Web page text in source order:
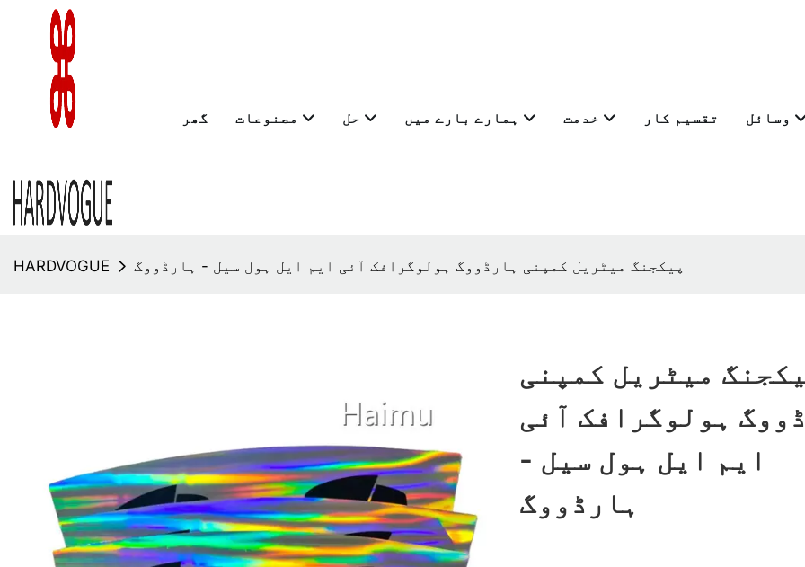
گھر مصنوعات حل ہمارے بارے میں خدمت تقسیم کار وسائل
HARDVOGUE پیکجنگ میٹریل کمپنی ہارڈووگ ہولوگرافک آئی ایم ایل ہول سیل - ہارڈووگ
میٹریل کمپنی
ہولوگرافک آئی
ایم ایل ہول سیل -
ہارڈووگ